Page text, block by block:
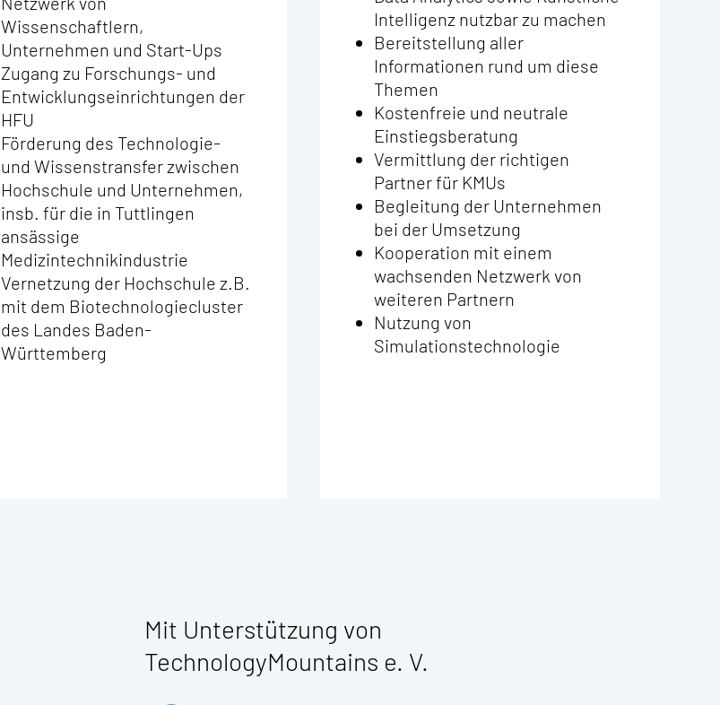
Wissenschaftlern,
Unternehmen und Start-Ups
Zugang zu Forschungs- und
Entwicklungseinrichtungen der
HFU
Förderung des Technologie-
und Wissenstransfer zwischen
Hochschule und Unternehmen,
insb. für die in Tuttlingen
ansässige
Medizintechnikindustrie
Vernetzung der Hochschule z.B.
mit dem Biotechnologiecluster
des Landes Baden-
Württemberg
Intelligenz nutzbar zu machen
Bereitstellung aller
Informationen rund um diese
Themen
Kostenfreie und neutrale
Einstiegsberatung
Vermittlung der richtigen
Partner für KMUs
Begleitung der Unternehmen
bei der Umsetzung
Kooperation mit einem
wachsenden Netzwerk von
weiteren Partnern
Nutzung von
Simulationstechnologie
Mit Unterstützung von
TechnologyMountains e. V.